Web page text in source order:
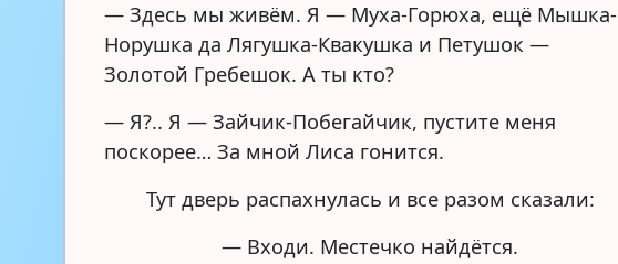
— Здесь мы живём. Я — Муха-Горюха, ещё Мышка-
Норушка да Лягушка-Квакушка и Петушок —
Золотой Гребешок. А ты кто?
— Я?.. Я — Зайчик-Побегайчик, пустите меня
поскорее… За мной Лиса гонится.
Тут дверь распахнулась и все разом сказали:
— Входи. Местечко найдётся.